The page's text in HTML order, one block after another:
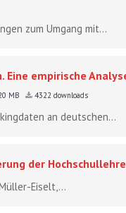
zum Umgang mit...
empirische
MB 4322 downloads
an deutschen...
der Hochschullehre
Eiselt,...